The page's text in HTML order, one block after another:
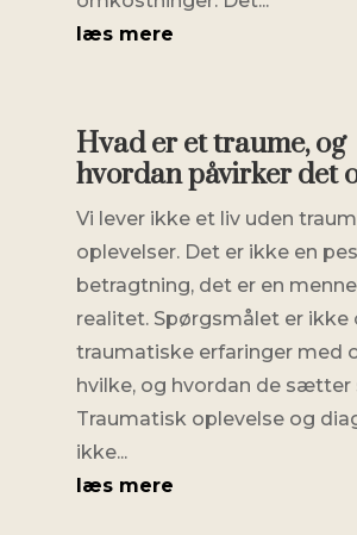
læs mere
Hvad er et traume, og
hvordan påvirker det
Vi lever ikke et liv uden
oplevelser. Det er ikke en
betragtning, det er en
realitet. Spørgsmålet er ikke
traumatiske erfaringer med
hvilke, og hvordan de sætter
Traumatisk oplevelse og
ikke...
læs mere